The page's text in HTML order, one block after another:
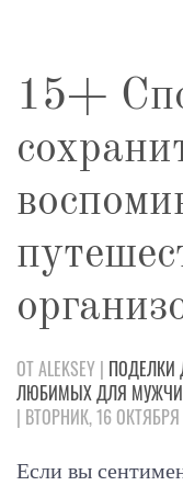
15+
ОТ ALEKSEY | ПОДЕЛКИ
ЛЮБИМЫХДЛЯ
| ВТОРНИК, 16 ОКТЯБРЯ
Если вы